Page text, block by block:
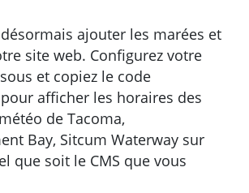
ajouter les marées et
site web. Configurez votre
et copiez le code
afficher les horaires des
de Tacoma,
Bay, Sitcum Waterway sur
que soit le CMS que vous